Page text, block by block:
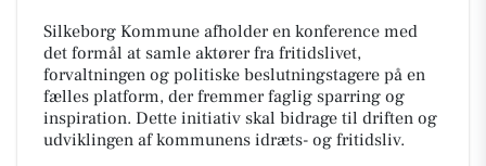
Silkeborg Kommune afholder en konference med
det formål at samle aktører fra fritidslivet,
forvaltningen og politiske beslutningstagere på en
fælles platform, der fremmer faglig sparring og
inspiration. Dette initiativ skal bidrage til driften og
udviklingen af kommunens idræts- og fritidsliv.